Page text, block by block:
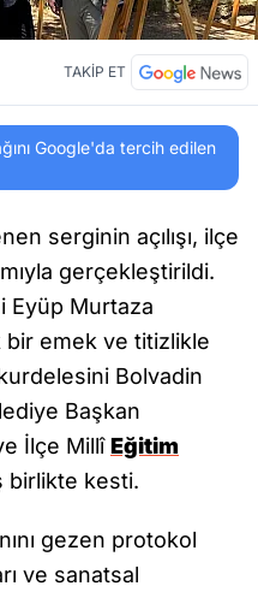
TAKİP ET
Google'da tercih edilen
serginin açılışı, ilçe
gerçekleştirildi.
Eyüp Murtaza
bir emek ve titizlikle
Bolvadin
Başkan
İlçe MillîEğitim
birlikte kesti.
gezen protokol
ve sanatsal